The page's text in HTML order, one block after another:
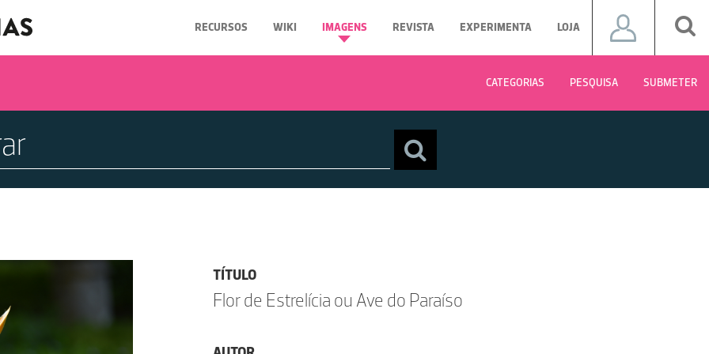
RECURSOS WIKI IMAGENS REVISTA EXPERIMENTA LOJA
CATEGORIAS PESQUISA SUBMETER
TÍTULO
Flor de Estrelícia ou Ave do Paraíso